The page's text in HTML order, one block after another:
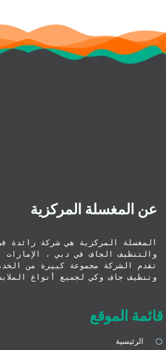
عن المغسلة المركزية
وتنظيف جاف وكي لجميع أنواع
قائمة الموقع
الرئيسية